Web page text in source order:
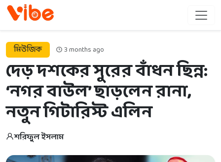
মিউজিক 3 months ago
দেড় দশকের সুরের বাঁধন ছিন্ন:
‘নগর বাউল’ ছাড়লেন রানা,
নতুন গিটারিস্ট এলিন
শরিফুল ইসলাম